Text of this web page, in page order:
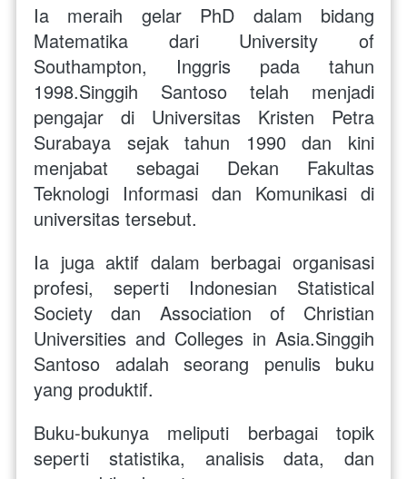
Ia meraih gelar PhD dalam bidang
Matematika dari University of
Southampton, Inggris pada tahun
1998.Singgih Santoso telah menjadi
pengajar di Universitas Kristen Petra
Surabaya sejak tahun 1990 dan kini
menjabat sebagai Dekan Fakultas
Teknologi Informasi dan Komunikasi di
universitas tersebut.
Ia juga aktif dalam berbagai organisasi
profesi, seperti Indonesian Statistical
Society dan Association of Christian
Universities and Colleges in Asia.Singgih
Santoso adalah seorang penulis buku
yang produktif.
Buku-bukunya meliputi berbagai topik
seperti statistika, analisis data, dan